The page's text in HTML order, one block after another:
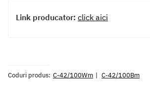
Link producator: click aici
Coduri produs: C-42/100Wm C-42/100Bm